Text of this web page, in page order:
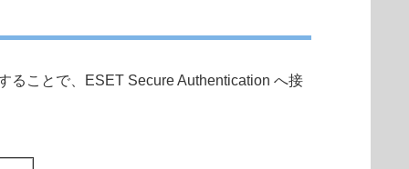
ることで、ESET Secure Authentication へ接